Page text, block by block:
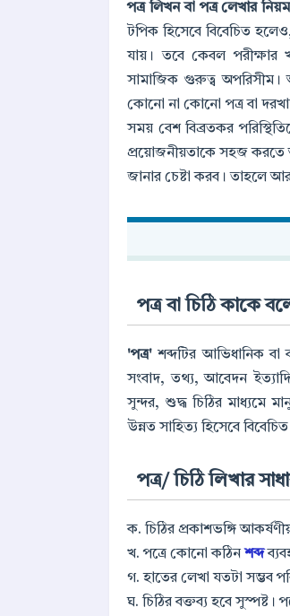
পত্র লিখন বা পত্র লেখার নিয়ম
টপিক হিসেবে বিবেচিত
যায়। তবে কেবল পরীক্ষার
সামাজিক গুরুত্ব অপরিসীম।
কোনো না কোনো পত্র বা
সময় বেশ বিব্রতকর
প্রয়োজনীয়তাকে সহজ করতে
জানার চেষ্টা করব।
পত্র বা চিঠি কাকে
'পত্র'শব্দটির আভিধানিক বা
সংবাদ, তথ্য, আবেদন
সুন্দর, শুদ্ধ চিঠির মাধ্যমে
উন্নত সাহিত্য হিসেবে
পত্র/ চিঠি লিখার
ক. চিঠির প্রকাশভঙ্গি
খ. পত্রে কোনো কঠিনশব্দ
গ. হাতের লেখা যতটা সম্ভব
ঘ. চিঠির বক্তব্য হবে